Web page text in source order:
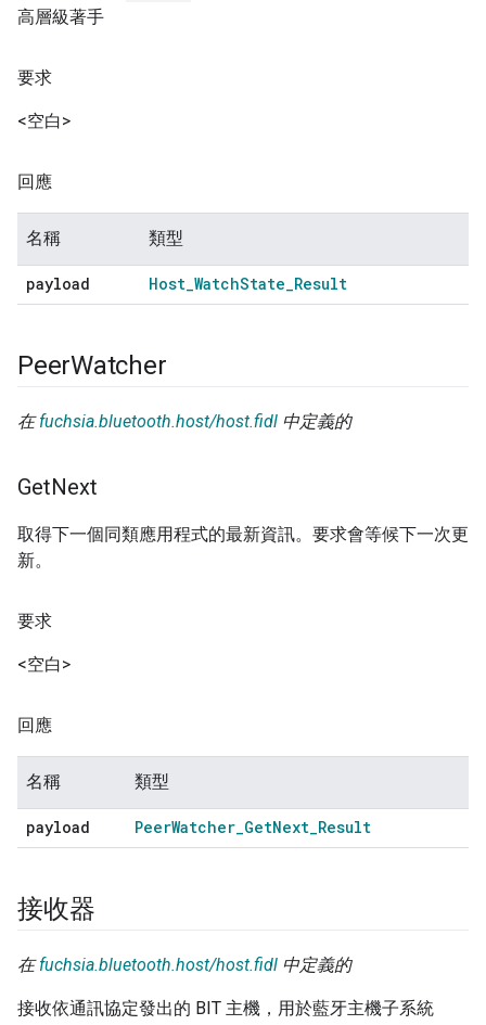
高層級著手
要求
<空白>
回應
名稱 類型
payload Host_WatchState_Result
PeerWatcher
在fuchsia.bluetooth.host/host.fidl 中定義的
GetNext
取得下一個同類應用程式的最新資訊。要求會等候下一次更
新。
要求
<空白>
回應
名稱 類型
payload PeerWatcher_GetNext_Result
接收器
在fuchsia.bluetooth.host/host.fidl 中定義的
接收依通訊協定發出的 BIT 主機，用於藍牙主機子系統